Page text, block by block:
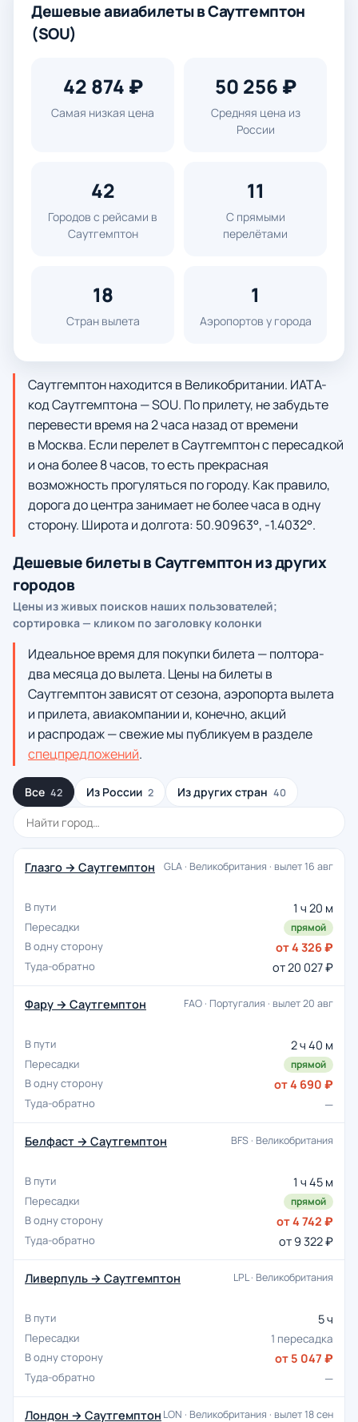
Дешевые авиабилеты в Саутгемптон
(SOU)
42 874 ₽
Самая низкая цена
50 256 ₽
Средняя цена из
России
42
Городов с рейсами в
Саутгемптон
11
С прямыми
перелётами
18
Стран вылета
1
Аэропортов у города
Саутгемптон находится в Великобритании. ИАТА-
код Саутгемптона — SOU. По прилету, не забудьте
перевести время на 2 часа назад от времени
в Москва. Если перелет в Саутгемптон с пересадкой
и она более 8 часов, то есть прекрасная
возможность прогуляться по городу. Как правило,
дорога до центра занимает не более часа в одну
сторону. Широта и долгота: 50.90963°, -1.4032°.
Дешевые билеты в Саутгемптон из других
городов
Цены из живых поисков наших пользователей;
сортировка — кликом по заголовку колонки
Идеальное время для покупки билета — полтора-
два месяца до вылета. Цены на билеты в
Саутгемптон зависят от сезона, аэропорта вылета
и прилета, авиакомпании и, конечно, акций
и распродаж — свежие мы публикуем в разделе
спецпредложений.
Все 42 Из России 2 Из других стран 40
Глазго → Саутгемптон GLA · Великобритания · вылет 16 авг
1 ч 20 м
прямой
от 4 326 ₽
от 20 027 ₽
Фару → Саутгемптон FAO · Португалия · вылет 20 авг
2 ч 40 м
прямой
от 4 690 ₽
—
Белфаст → Саутгемптон BFS · Великобритания
1 ч 45 м
прямой
от 4 742 ₽
от 9 322 ₽
Ливерпуль → Саутгемптон LPL · Великобритания
5 ч
1 пересадка
от 5 047 ₽
—
Лондон → Саутгемптон LON · Великобритания · вылет 18 сен